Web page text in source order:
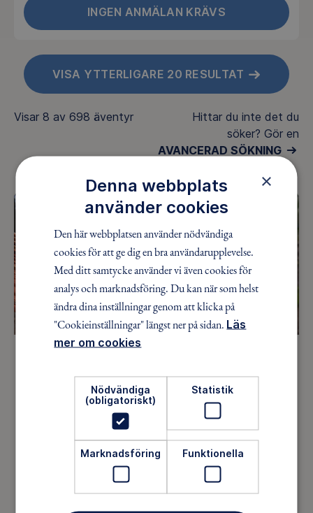
INGEN ANMÄLAN KRÄVS
VISA YTTERLIGARE 20 RESULTAT
Visar 8 av 698 äventyr
Hittar du inte det du
söker? Gör en
AVANCERAD SÖKNING
Att vara ute i naturen kan göra stor skillnad för
hur vi mår. Rörelse, frisk luft, dagsljus och
gemenskap kan bidra till återhämtning, stärkt
självkänsla och en känsla av sammanhang. För
många blir friluftsliv ett sätt att hitta tillbaka till
×
Denna webbplats
använder cookies
Den här webbplatsen använder nödvändiga
cookies för att ge dig en bra användarupplevelse.
Med ditt samtycke använder vi även cookies för
analys och marknadsföring. Du kan när som helst
ändra dina inställningar genom att klicka på
"Cookieinställningar" längst ner på sidan. Läs
mer om cookies
Nödvändiga
(obligatoriskt)
Statistik
Marknadsföring Funktionella